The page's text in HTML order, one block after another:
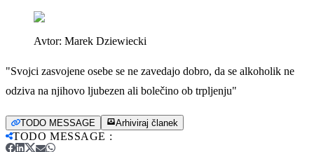
Avtor: Marek Dziewiecki
"Svojci zasvojene osebe se ne zavedajo dobro, da se alkoholik ne
odziva na njihovo ljubezen ali bolečino ob trpljenju"
TODO MESSAGE Arhiviraj članek
TODO MESSAGE :